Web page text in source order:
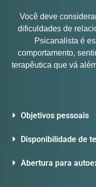
Você deve
dificuldades de
Psicanalista é
comportamento,
terapêutica que vá
Objetivos pessoais
Disponibilidade de
Abertura para